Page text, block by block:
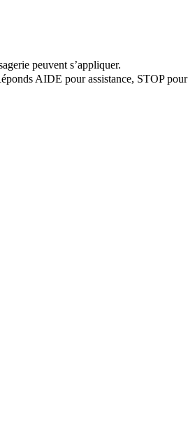
peuvent s’appliquer.
AIDE pour assistance, STOP pour